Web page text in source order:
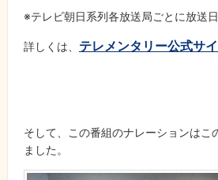
※テレビ朝日系列各放送局ごとに放送日
詳しくは、 テレメンタリー公式サ
そして、この番組のナレーションはこ
ました。